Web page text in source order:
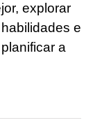
explorar
e
a